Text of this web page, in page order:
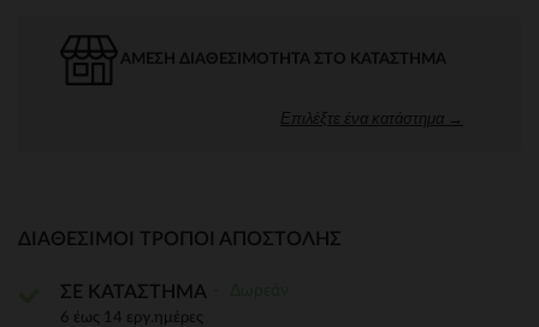
ΆΜΕΣΗ ΔΙΑΘΕΣΙΜΌΤΗΤΑ ΣΤΟ ΚΑΤΆΣΤΗΜΑ
Επιλέξτε ένα κατάστημα →
ΔΙΑΘΈΣΙΜΟΙ ΤΡΌΠΟΙ ΑΠΟΣΤΟΛΉΣ
ΣΕ ΚΑΤΑΣΤΗΜΑ
6 έως 14 εργ.ημέρες